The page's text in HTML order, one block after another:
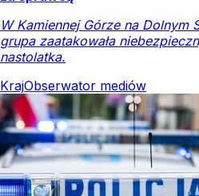
W Kamiennej Górze na Dolnym
grupa zaatakowała
nastolatka.
KrajObserwator mediów